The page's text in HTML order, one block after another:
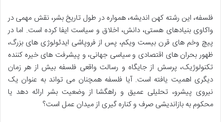
فلسفه، این رشته کهن اندیشه، همواره در طول تاریخ بشر، نقش مهمی در
واکاوی بنیادهای هستی، دانش، اخلاق و سیاست ایفا کرده است. اما در
پیچ وخم های قرن بیست ویکم، پس از فروپاشی ایدئولوژی های بزرگ،
ظهور بحران های اقتصادی و سیاسی جهانی، و پیشرفت های خیره کننده
تکنولوژیک، پرسش از جایگاه و رسالت واقعی فلسفه بیش از هر زمان
دیگری اهمیت یافته است. آیا فلسفه همچنان می تواند به عنوان یک
نیروی پیشرو، تحلیلی عمیق و راهگشا از وضعیت بشر ارائه دهد یا
محکوم به بازاندیشی صرف و کناره گیری از میدان عمل است؟